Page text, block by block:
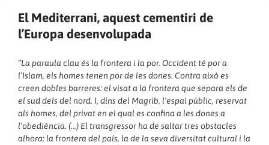
El Mediterrani, aquest cementiri de
l’Europa desenvolupada
“La paraula clau és la frontera i la por. Occident té por a
l’Islam, els homes tenen por de les dones. Contra això es
creen dobles barreres: el visat a la frontera que separa els de
el sud dels del nord. I, dins del Magrib, l’espai públic, reservat
als homes, del privat en el qual es confina a les dones a
l’obediència. (…) El transgressor ha de saltar tres obstacles
alhora: la frontera del país, la de la seva diversitat cultural i la